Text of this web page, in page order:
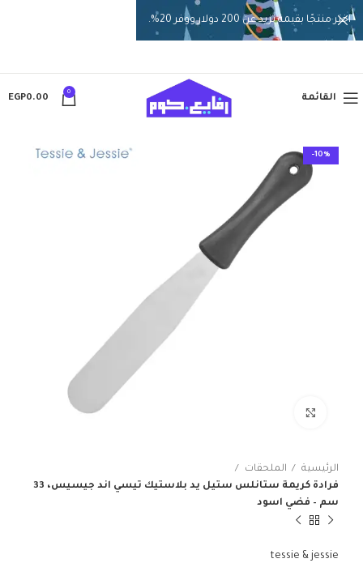
القائمة
0
EGP0.00
-10%
الرئيسية
الملحقات
فرادة كريمة ستانلس ستيل يد بلاستيك تيسي اند جيسيس، 33
سم – فضي اسود
tessie & jessie
اختر منتجًا بقيمة تزيد عن 200 دولار ووفر 20%.